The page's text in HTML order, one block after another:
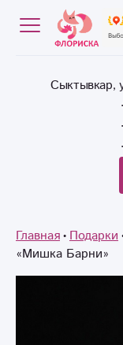
Сыктывкар,
Главная Подарки
«Мишка Барни»